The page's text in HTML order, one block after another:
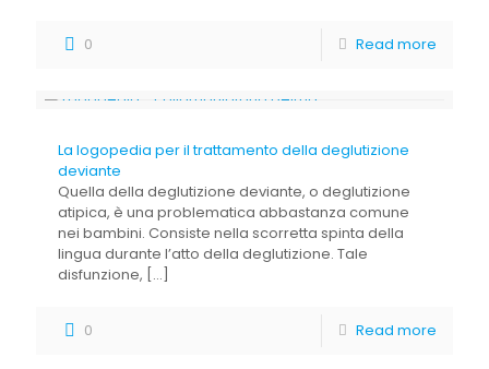
0 Read more
La logopedia per il trattamento della deglutizione
deviante
Quella della deglutizione deviante, o deglutizione
atipica, è una problematica abbastanza comune
nei bambini. Consiste nella scorretta spinta della
lingua durante l’atto della deglutizione. Tale
disfunzione, […]
0 Read more